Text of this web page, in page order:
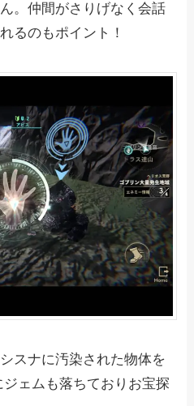
。仲間がさりげなく会話
るのもポイント！
スナに汚染された物体を
ェムも落ちておりお宝探